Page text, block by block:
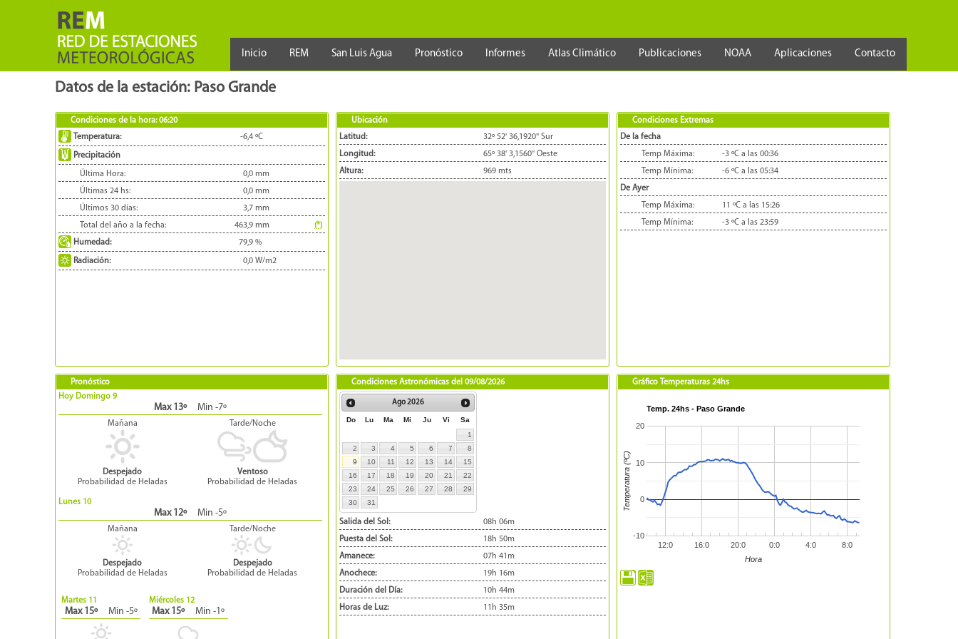
Inicio REM San Luis Agua Pronóstico Informes Atlas Climático Publicaciones NOAA Aplicaciones Contacto
Datos de la estación: Paso Grande
Condiciones de la hora:06:20
Temperatura:
-6,4 ºC
Precipitación
Última Hora: 0,0 mm
Últimas 24 hs:
0,0 mm
Últimos 30 días:
3,7 mm
Total del año a la fecha:
463,9 mm
(*)
Humedad:
79,9 %
Radiación: 0,0 W/m2
Ubicación
Latitud:
32º 52' 36,1920'' Sur
Longitud:
65º 38' 3,1560'' Oeste
Altura:
969 mts
Condiciones Extremas
De la fecha
Temp Máxima:
-3 ºC a las 00:36
Temp Mínima:
-6 ºC a las 05:34
De Ayer
Temp Máxima:
11 ºC a las 15:26
Temp Mínima:
-3 ºC a las 23:59
Pronóstico
Hoy Domingo 9
Max 13º Min -7º
Mañana
Despejado
Probabilidad de Heladas
Tarde/Noche
Ventoso
Probabilidad de Heladas
Lunes 10
Max 12º Min -5º
Mañana
Despejado
Probabilidad de Heladas
Tarde/Noche
Despejado
Probabilidad de Heladas
Martes 11
Max 15º Min -5º
Miércoles 12
Max 15º Min -1º
Condiciones Astronómicas del 09/08/2026
Ago2026
Do Lu Ma Mi Ju Vi
Sa
1
2
3 4 5 6 7
8
9
10 11 12 13 14
15
16
17 18 19 20 21
22
23
24 25 26 27 28
29
30
31
Salida del Sol:
08h 06m
Puesta del Sol:
18h 50m
Amanece:
07h 41m
Anochece:
19h 16m
Duración del Día:
10h 44m
Horas de Luz:
11h 35m
Gráfico Temperaturas 24hs
Temp. 24hs - Paso Grande
12:0 16:0 20:0 0:0 4:0 8:0
-10
0
10
20
Hora
Temperatura (ºC)